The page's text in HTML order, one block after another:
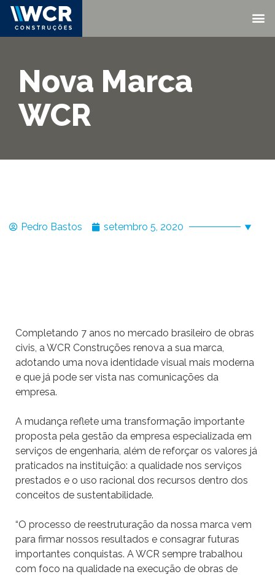
Nova Marca
WCR
Pedro Bastos setembro 5, 2020
Completando 7 anos no mercado brasileiro de obras
civis, a WCR Construções renova a sua marca,
adotando uma nova identidade visual mais moderna
e que já pode ser vista nas comunicações da
empresa.
A mudança reflete uma transformação importante
proposta pela gestão da empresa especializada em
serviços de engenharia, além de reforçar os valores já
praticados na instituição: a qualidade nos serviços
prestados e o uso racional dos recursos dentro dos
conceitos de sustentabilidade.
“O processo de reestruturação da nossa marca vem
para firmar nossos resultados e consagrar futuras
importantes conquistas. A WCR sempre trabalhou
com foco na qualidade na execução de obras de